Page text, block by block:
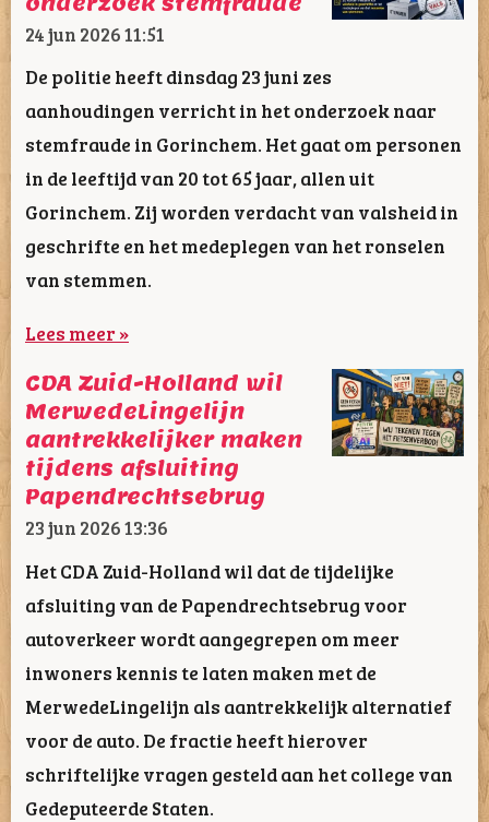
24 jun 202611:51
De politie heeft dinsdag 23 juni zes
aanhoudingen verricht in het onderzoek naar
stemfraude in Gorinchem. Het gaat om personen
in de leeftijd van 20 tot 65 jaar, allen uit
Gorinchem. Zij worden verdacht van valsheid in
geschrifte en het medeplegen van het ronselen
van stemmen.
Lees meer »
CDA Zuid-Holland wil
MerwedeLingelijn
aantrekkelijker maken
tijdens afsluiting
Papendrechtsebrug
23 jun 202613:36
Het CDA Zuid-Holland wil dat de tijdelijke
afsluiting van de Papendrechtsebrug voor
autoverkeer wordt aangegrepen om meer
inwoners kennis te laten maken met de
MerwedeLingelijn als aantrekkelijk alternatief
voor de auto. De fractie heeft hierover
schriftelijke vragen gesteld aan het college van
Gedeputeerde Staten.